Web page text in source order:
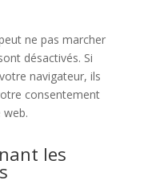
ne pas marcher
désactivés. Si
navigateur, ils
consentement
les